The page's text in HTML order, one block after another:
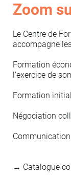
Zoom
Le Centre de
accompagne
Formation
l’exercice de
Formation
Négociation
→ Catalogue